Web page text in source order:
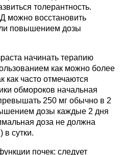
толерантность.
можно восстановить
повышением дозы
начинать терапию
как можно более
как часто отмечаются
обмороков начальная
250 мг обычно в 2
дозы каждые 2 дня
доза не должна
в сутки.
почек: следует